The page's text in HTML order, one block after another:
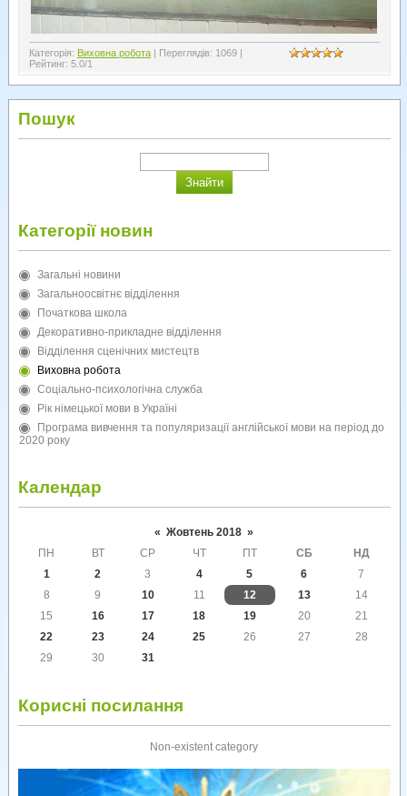
Категорія: Виховна робота| Переглядів: 1069 |
Рейтинг: 5.0/1
Пошук
Категорії новин
Загальні новини
Загальноосвітнє відділення
Початкова школа
Декоративно-прикладне відділення
Відділення сценічних мистецтв
Виховна робота
Соціально-психологічна служба
Рік німецької мови в Україні
Програма вивчення та популяризації англійської мови на період до
2020 року
Календар
« Жовтень 2018 »
ПН
ВТ СР ЧТ ПТ СБ
НД
1
2 3 4 5 6
7
8
9 10 11 12 13
14
15
16 17 18 19 20
21
22
23 24 25 26 27
28
29
30 31
Корисні посилання
Non-existent category